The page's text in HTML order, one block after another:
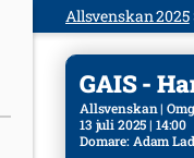
Allsvenskan 2025
GAIS -
Allsvenskan |
13 juli 2025 | 14:00
Domare: Adam